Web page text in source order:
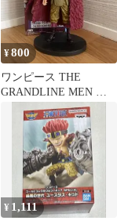
¥800
ワンピース THE
GRANDLINE MEN ユ
ースタス・キッド 箱あ
¥ 1,111